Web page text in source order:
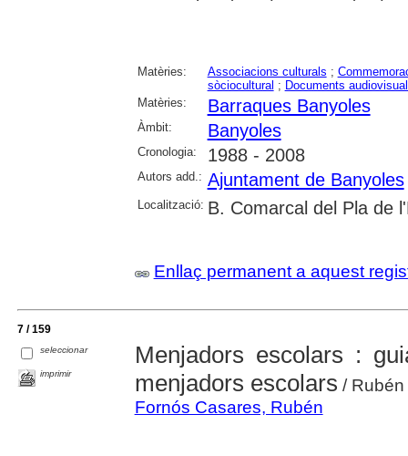
Matèries: Associacions culturals ;
sòciocultural ; Documents
Matèries:
Barraques Banyoles
Àmbit: Banyoles
Cronologia: 1988 - 2008
Autors add.: Ajuntament de Banyoles
Localització: B. Comarcal del Pla de
Enllaç permanent a aquest
7 / 159
seleccionar
imprimir
Menjadors escolars :
menjadors escolars /
Fornós Casares, Rubén